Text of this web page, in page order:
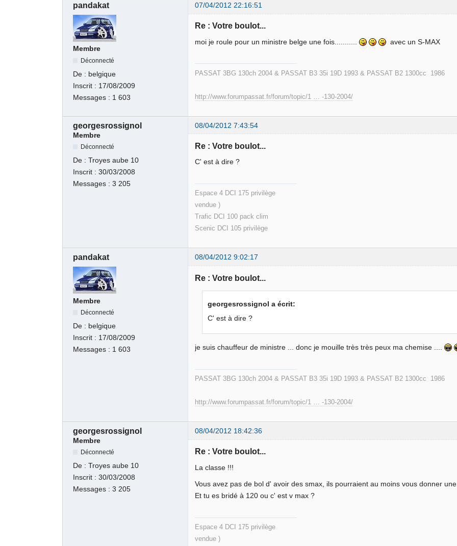
pandakat 07/04/2012 22:16:51
Membre
Déconnecté
De : belgique
Inscrit : 17/08/2009
Messages : 1 603
Re : Votre boulot...
moi je roule pour un ministre belge une fois........... avec un S-MAX
PASSAT 3BG 130ch 2004 & PASSAT B3 35i 19D 1993 & PASSAT B2 1300cc 1986
http://www.forumpassat.fr/forum/topic/1 … -130-2004/
georgesrossignol
08/04/2012 7:43:54
Membre
Déconnecté
De :Troyes aube 10
Inscrit :30/03/2008
Messages :3 205
Re : Votre boulot...
C' est à dire ?
Espace 4 DCI 175 privilège Passat 3BG
vendue )
Trafic DCI 100 pack clim
Scenic DCI 105 privilège
pandakat 08/04/2012 9:02:17
Membre
Déconnecté
De : belgique
Inscrit : 17/08/2009
Messages : 1 603
Re : Votre boulot...
georgesrossignol a écrit:
C' est à dire ?
je suis chauffeur de ministre ... donc je mouille très très peux ma chemise ....
PASSAT 3BG 130ch 2004 & PASSAT B3 35i 19D 1993 & PASSAT B2 1300cc 1986
http://www.forumpassat.fr/forum/topic/1 … -130-2004/
georgesrossignol
08/04/2012 18:42:36
Membre
Déconnecté
De :Troyes aube 10
Inscrit :30/03/2008
Messages :3 205
Re : Votre boulot...
La classe !!!
Vous avez pas de bol d' avoir des smax, ils pourraient au moins vous donner
Et tu es bridé à 120 ou c' est v max ?
Espace 4 DCI 175 privilège Passat 3BG
vendue )